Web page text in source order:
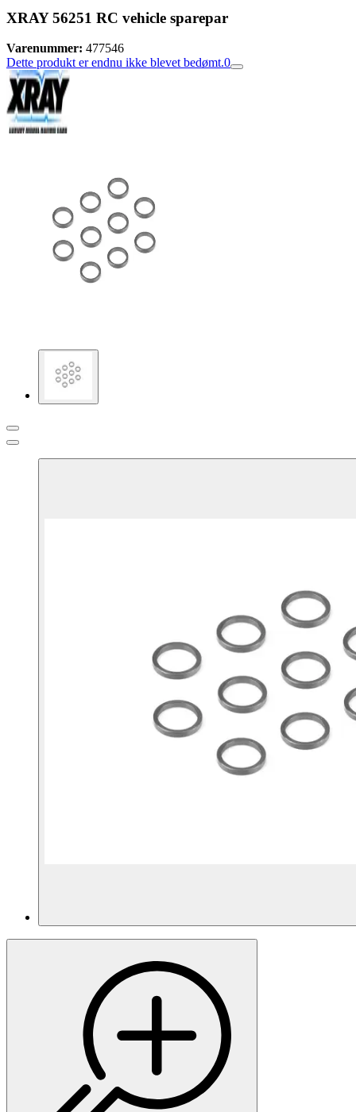
XRAY 56251 RC vehicle sparepar
Varenummer: 477546
Dette produkt er endnu ikke blevet bedømt.0